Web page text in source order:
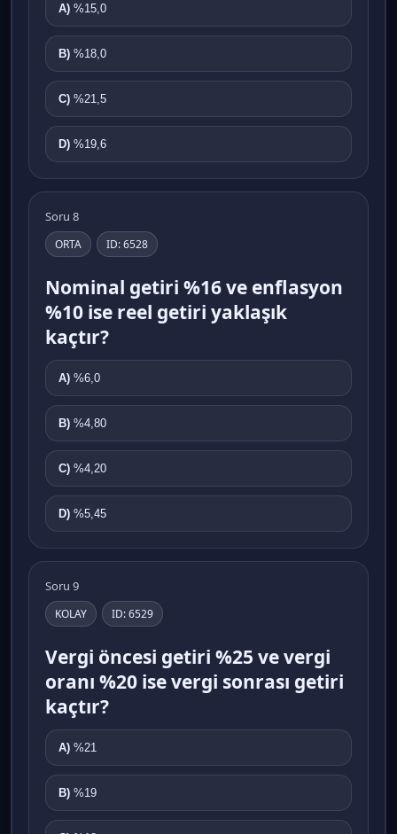
A) %15,0
B) %18,0
C) %21,5
D) %19,6
Soru 8
ORTA ID: 6528
Nominal getiri %16 ve enflasyon
%10 ise reel getiri yaklaşık
kaçtır?
A) %6,0
B) %4,80
C) %4,20
D) %5,45
Soru 9
KOLAY ID: 6529
Vergi öncesi getiri %25 ve vergi
oranı %20 ise vergi sonrası getiri
kaçtır?
A) %21
B) %19